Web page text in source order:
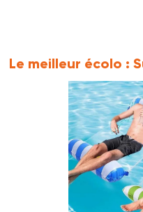
Le meilleur écolo :